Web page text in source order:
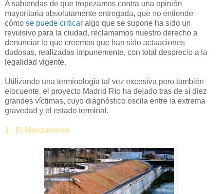
A sabiendas de que tropezamos contra una opinión
mayoritaria absolutamente entregada, que no entiende
cómo se puede criticar algo que se supone ha sido un
revulsivo para la ciudad, reclamamos nuestro derecho a
denunciar lo que creemos que han sido actuaciones
dudosas, realizadas impunemente, con total desprecio a la
legalidad vigente.
Utilizando una terminología tal vez excesiva pero también
elocuente, el proyecto Madrid Río ha dejado tras de sí diez
grandes víctimas, cuyo diagnóstico oscila entre la extrema
gravedad y el estado terminal.
1.- El Manzanares